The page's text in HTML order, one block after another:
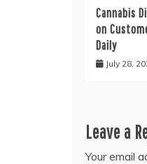
Cannabis
on
Daily
July 28,
Leave a
Your email